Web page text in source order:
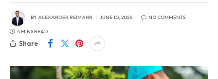
BYALEXANDER REIMANN JUNE 10, 2026 NO COMMENTS
4 MINS READ
Share